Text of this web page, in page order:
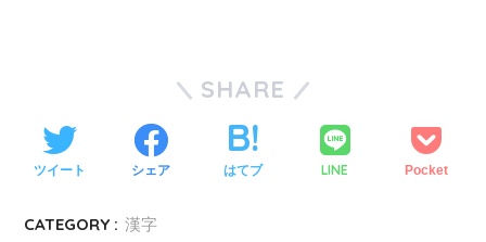
SHARE
ツイート シェア はてブ LINE Pocket
CATEGORY : 漢字